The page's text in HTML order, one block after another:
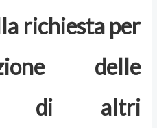
richiesta per
delle
di altri